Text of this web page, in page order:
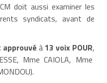
doit aussi examiner les
syndicats, avant de
à 13 voix POUR,
Mme CAIOLA, Mme